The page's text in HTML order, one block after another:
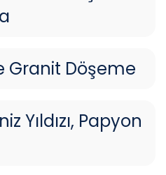
Granit Döşeme
Yıldızı, Papyon